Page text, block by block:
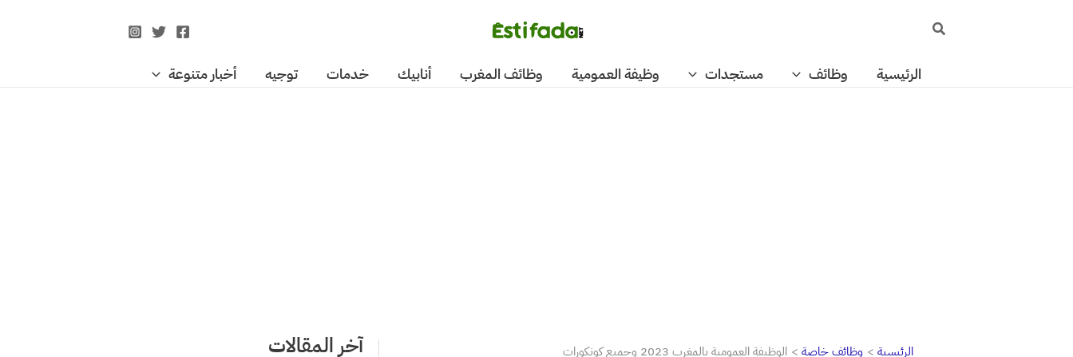
البحث
الرئيسية وظائف مستجدات وظيفة العمومية وظائف المغرب أنابيك خدمات توجيه أخبار متنوعة
الرئيسية وظائف خاصة الوظيفة العمومية بالمغرب 2023 وجميع كونكورات آخر المقالات